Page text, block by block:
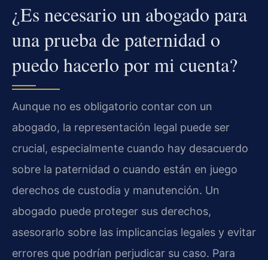
¿Es necesario un abogado para
una prueba de paternidad o
puedo hacerlo por mi cuenta?
Aunque no es obligatorio contar con un
abogado, la representación legal puede ser
crucial, especialmente cuando hay desacuerdo
sobre la paternidad o cuando están en juego
derechos de custodia y manutención. Un
abogado puede proteger sus derechos,
asesorarlo sobre las implicancias legales y evitar
errores que podrían perjudicar su caso. Para